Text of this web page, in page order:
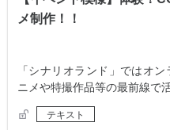
メ制作！！
「シナリオランド」ではオ
ニメや特撮作品等の最前線で
テキスト